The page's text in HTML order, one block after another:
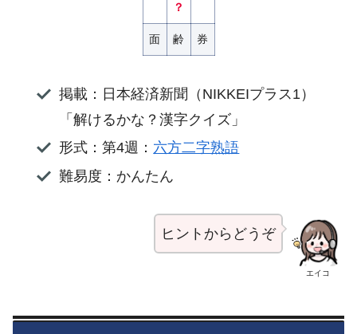
？
面 齢 券
掲載：日本経済新聞（NIKKEIプラス1）
「解けるかな？漢字クイズ」
形式：第4週： 六方二字熟語
難易度：かんたん
エイコ
ヒントからどうぞ